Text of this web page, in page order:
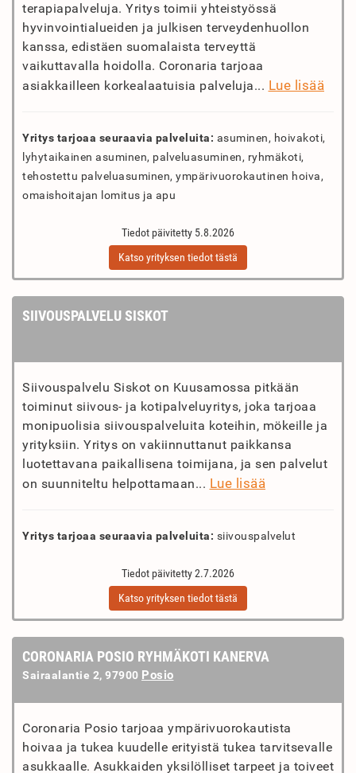
terapiapalveluja. Yritys toimii yhteistyössä
hyvinvointialueiden ja julkisen terveydenhuollon
kanssa, edistäen suomalaista terveyttä
vaikuttavalla hoidolla. Coronaria tarjoaa
asiakkailleen korkealaatuisia palveluja... Lue lisää
Yritys tarjoaa seuraavia palveluita: asuminen, hoivakoti,
lyhytaikainen asuminen, palveluasuminen, ryhmäkoti,
tehostettu palveluasuminen, ympärivuorokautinen hoiva,
omaishoitajan lomitus ja apu
Tiedot päivitetty 5.8.2026
Katso yrityksen tiedot tästä
SIIVOUSPALVELU SISKOT
Siivouspalvelu Siskot on Kuusamossa pitkään
toiminut siivous- ja kotipalveluyritys, joka tarjoaa
monipuolisia siivouspalveluita koteihin, mökeille ja
yrityksiin. Yritys on vakiinnuttanut paikkansa
luotettavana paikallisena toimijana, ja sen palvelut
on suunniteltu helpottamaan... Lue lisää
Yritys tarjoaa seuraavia palveluita: siivouspalvelut
Tiedot päivitetty 2.7.2026
Katso yrityksen tiedot tästä
CORONARIA POSIO RYHMÄKOTI KANERVA
Sairaalantie 2, 97900 Posio
Coronaria Posio tarjoaa ympärivuorokautista
hoivaa ja tukea kuudelle erityistä tukea tarvitsevalle
asukkaalle. Asukkaiden yksilölliset tarpeet ja toiveet